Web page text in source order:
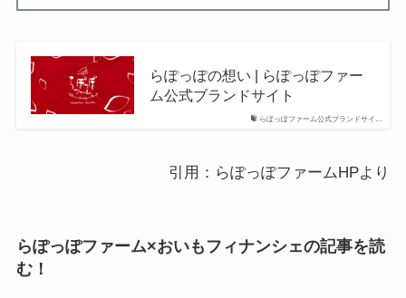
らぽっぽファーム公式ブランドサイ…
らぽっぽの想い | らぽっぽファー
ム公式ブランドサイト
引用：らぽっぽファームHPより
らぽっぽファーム×おいもフィナンシェの記事を読
む！